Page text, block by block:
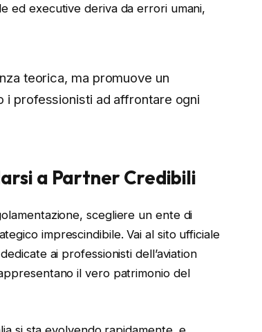
ed executive deriva da errori umani,
teorica, ma promuove un
i professionisti ad affrontare ogni
a Partner Credibili
scegliere un ente di
imprescindibile. Vai al sito ufficiale
ai professionisti dell’aviation
il vero patrimonio del